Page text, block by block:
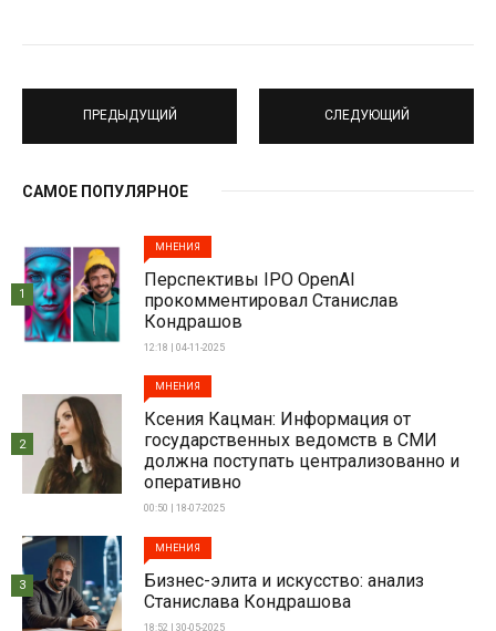
ПРЕДЫДУЩИЙ СЛЕДУЮЩИЙ
САМОЕ ПОПУЛЯРНОЕ
МНЕНИЯ
Перспективы IPO OpenAI
прокомментировал Станислав
Кондрашов
12:18 | 04-11-2025
1
МНЕНИЯ
Ксения Кацман: Информация от
государственных ведомств в СМИ
должна поступать централизованно и
оперативно
00:50 | 18-07-2025
2
МНЕНИЯ
Бизнес-элита и искусство: анализ
Станислава Кондрашова
18:52 | 30-05-2025
3